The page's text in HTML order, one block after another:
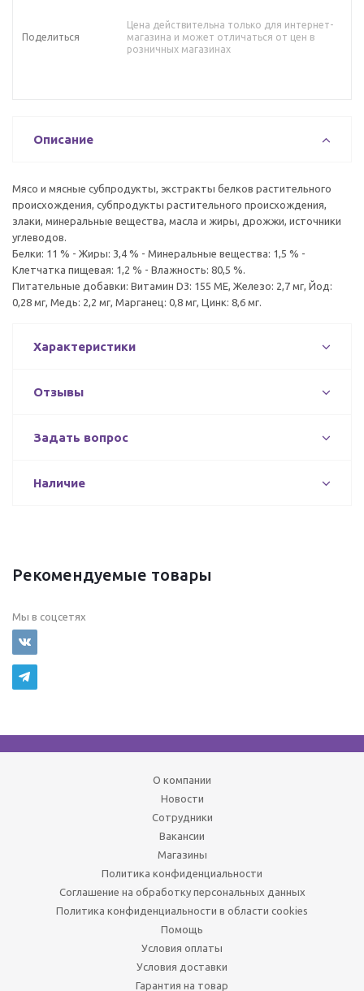
Поделиться
Цена действительна только для интернет-
магазина и может отличаться от цен в
розничных магазинах
Описание
Мясо и мясные субпродукты, экстракты белков растительного
происхождения, субпродукты растительного происхождения,
злаки, минеральные вещества, масла и жиры, дрожжи, источники
углеводов.
Белки: 11 % - Жиры: 3,4 % - Минеральные вещества: 1,5 % -
Клетчатка пищевая: 1,2 % - Влажность: 80,5 %.
Питательные добавки: Витамин D3: 155 ME, Железо: 2,7 мг, Йод:
0,28 мг, Медь: 2,2 мг, Марганец: 0,8 мг, Цинк: 8,6 мг.
Характеристики
Отзывы
Задать вопрос
Наличие
Рекомендуемые товары
Мы в соцсетях
О компании
Новости
Сотрудники
Вакансии
Магазины
Политика конфиденциальности
Соглашение на обработку персональных данных
Политика конфиденциальности в области cookies
Помощь
Условия оплаты
Условия доставки
Гарантия на товар